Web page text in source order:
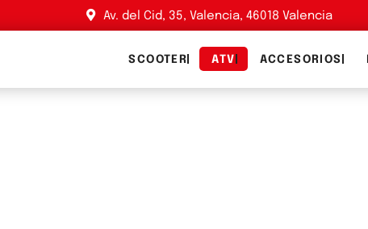
Av. del Cid, 35, Valencia, 46018 Valencia
SCOOTER ATV ACCESORIOS